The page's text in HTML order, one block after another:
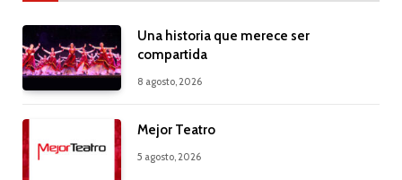
Una historia que merece ser
compartida
8 agosto, 2026
Mejor Teatro
5 agosto, 2026